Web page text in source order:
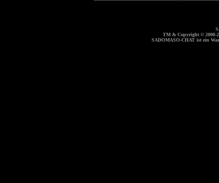
TM & Copyright © 2000-
SADOMASO-CHAT ist ein